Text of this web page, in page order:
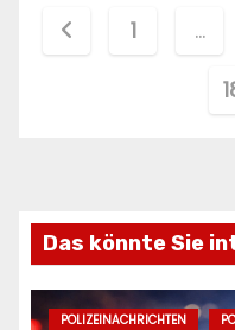
1 …
Das könnte Sie
POLIZEINACHRICHTEN